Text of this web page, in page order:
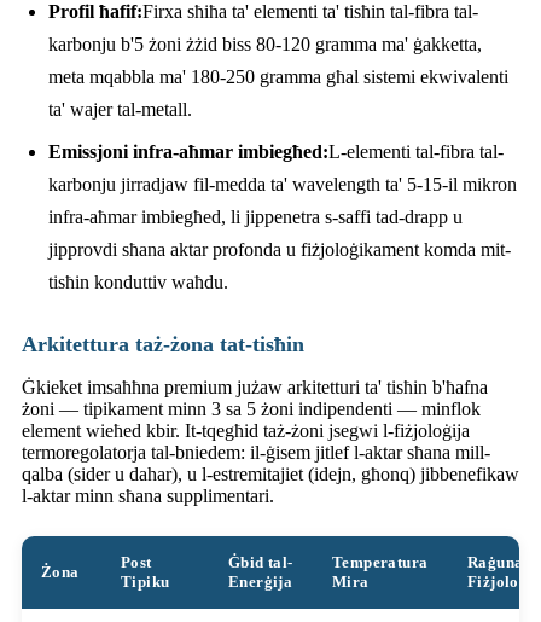
Profil ħafif:Firxa sħiħa ta' elementi ta' tisħin tal-fibra tal-
karbonju b'5 żoni żżid biss 80-120 gramma ma' ġakketta,
meta mqabbla ma' 180-250 gramma għal sistemi ekwivalenti
ta' wajer tal-metall.
Emissjoni infra-aħmar imbiegħed:L-elementi tal-fibra tal-
karbonju jirradjaw fil-medda ta' wavelength ta' 5-15-il mikron
infra-aħmar imbiegħed, li jippenetra s-saffi tad-drapp u
jipprovdi sħana aktar profonda u fiżjoloġikament komda mit-
tisħin konduttiv waħdu.
Arkitettura taż-żona tat-tisħin
Ġkieket imsaħħna premium jużaw arkitetturi ta' tisħin b'ħafna
żoni — tipikament minn 3 sa 5 żoni indipendenti — minflok
element wieħed kbir. It-tqegħid taż-żoni jsegwi l-fiżjoloġija
termoregolatorja tal-bniedem: il-ġisem jitlef l-aktar sħana mill-
qalba (sider u dahar), u l-estremitajiet (idejn, għonq) jibbenefikaw
l-aktar minn sħana supplimentari.
Żona
Post
Tipiku
Ġbid tal-
Enerġija
Temperatura
Mira